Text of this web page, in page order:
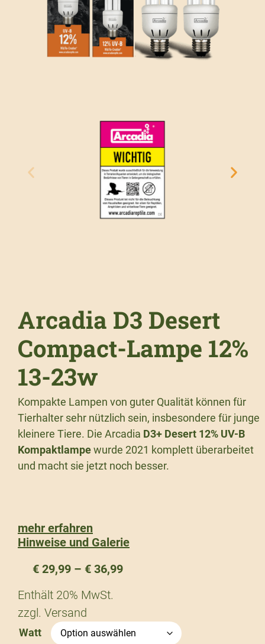
Arcadia D3 Desert
Compact-Lampe 12%
13-23w
Kompakte Lampen von guter Qualität können für
Tierhalter sehr nützlich sein, insbesondere für junge
kleinere Tiere. Die Arcadia D3+ Desert 12% UV-B
Kompaktlampewurde 2021 komplett überarbeitet
und macht sie jetzt noch besser.
mehr erfahren
Hinweise und Galerie
€ 29,99 – € 36,99
Enthält 20% MwSt.
zzgl. Versand
Watt